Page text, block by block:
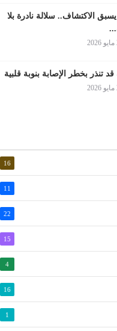
الاكتشاف.. سلالة نادرة بلا
بخطر الإصابة بنوبة قلبية
16
11
22
15
4
16
1